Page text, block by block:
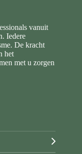
vanuit
Iedere
De kracht
het
met u zorgen